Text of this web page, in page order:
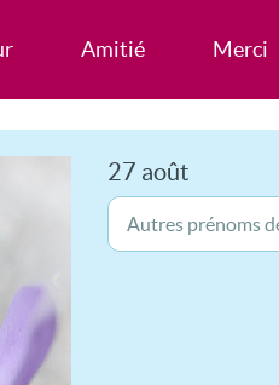
Amitié Merci
27 août